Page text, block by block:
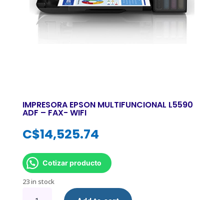
IMPRESORA EPSON MULTIFUNCIONAL L5590
ADF – FAX- WIFI
C$14,525.74
Cotizar producto
23 in stock